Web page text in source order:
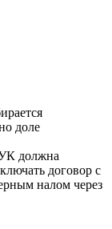
доле
УК должна
договор с
налом через